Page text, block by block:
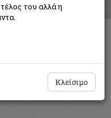
του αλλά η
Κλείσιμο